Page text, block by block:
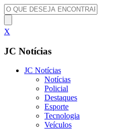
X
JC Notícias
JC Notícias
Notícias
Policial
Destaques
Esporte
Tecnologia
Veículos